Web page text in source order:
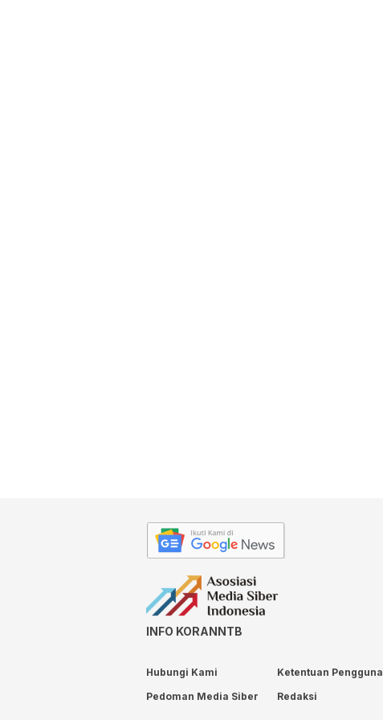
INFO KORANNTB
Hubungi Kami Ketentuan Pengguna
Pedoman Media Siber
Redaksi